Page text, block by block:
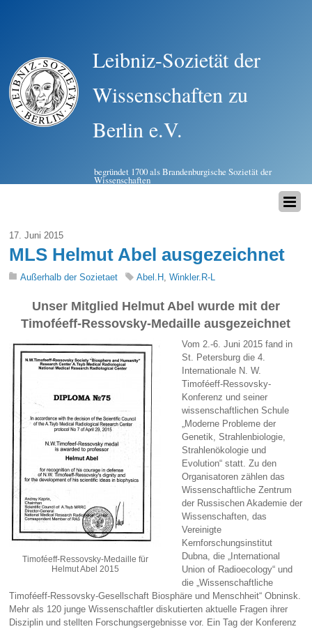
Leibniz-Sozietät der
Wissenschaften zu
Berlin e.V.
begründet 1700 als Brandenburgische Sozietät der
Wissenschaften
17. Juni 2015
MLS Helmut Abel ausgezeichnet
Außerhalb der Sozietaet Abel.H ,Winkler.R-L
Unser Mitglied Helmut Abel wurde mit der
Timoféeff-Ressovsky-Medaille ausgezeichnet
Timoféeff-Ressovsky-Medaille für
Helmut Abel 2015
Vom 2.-6. Juni 2015 fand in
St. Petersburg die 4.
Internationale N. W.
Timoféeff-Ressovsky-
Konferenz und seiner
wissenschaftlichen Schule
„Moderne Probleme der
Genetik, Strahlenbiologie,
Strahlenökologie und
Evolution“ statt. Zu den
Organisatoren zählen das
Wissenschaftliche Zentrum
der Russischen Akademie der
Wissenschaften, das
Vereinigte
Kernforschungsinstitut
Dubna, die „International
Union of Radioecology“ und
die „Wissenschaftliche
Timoféeff-Ressovsky-Gesellschaft Biosphäre und Menschheit“ Obninsk.
Mehr als 120 junge Wissenschaftler diskutierten aktuelle Fragen ihrer
Disziplin und stellten Forschungsergebnisse vor. Ein Tag der Konferenz